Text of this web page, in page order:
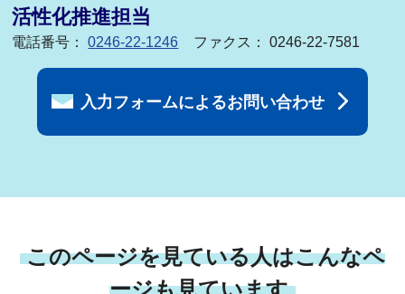
活性化推進担当
電話番号：0246-22-1246 ファクス： 0246-22-7581
入力フォームによるお問い合わせ
このページを見ている人はこんなペ